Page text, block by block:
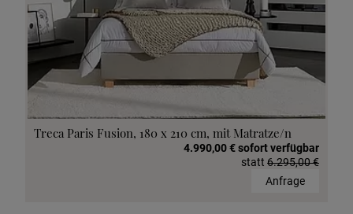
Treca Paris Fusion, 180 x 210 cm, mit Matratze/n
4.990,00 € sofort verfügbar
statt 6.295,00 €
Anfrage